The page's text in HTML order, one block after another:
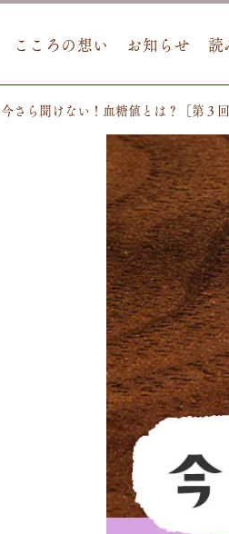
こころの想い お知らせ 読
今さら聞けない！血糖値とは？［第３回